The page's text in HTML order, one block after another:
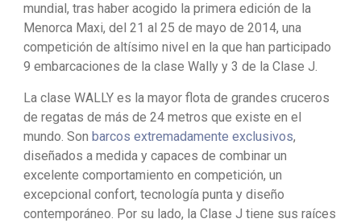
mundial, tras haber acogido la primera edición de la
Menorca Maxi, del 21 al 25 de mayo de 2014, una
competición de altísimo nivel en la que han participado
9 embarcaciones de la clase Wally y 3 de la Clase J.
La clase WALLY es la mayor flota de grandes cruceros
de regatas de más de 24 metros que existe en el
mundo. Son barcos extremadamente exclusivos,
diseñados a medida y capaces de combinar un
excelente comportamiento en competición, un
excepcional confort, tecnología punta y diseño
contemporáneo. Por su lado, la Clase J tiene sus raíces